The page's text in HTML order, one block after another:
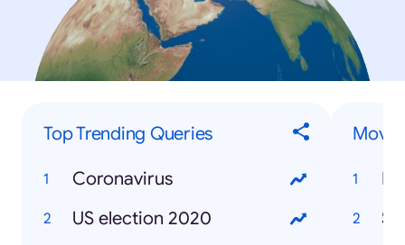
Top Trending Queries
Coronavirus
US election 2020